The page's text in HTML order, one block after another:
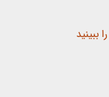
ببینید